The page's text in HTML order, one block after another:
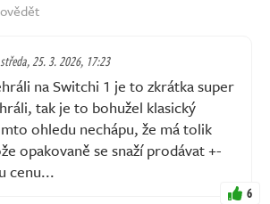
středa, 25. 3. 2026, 17:23
na Switchi 1 je to zkrátka super
tak je to bohužel klasický
ohledu nechápu, že má tolik
opakovaně se snaží prodávat +-
cenu...
6